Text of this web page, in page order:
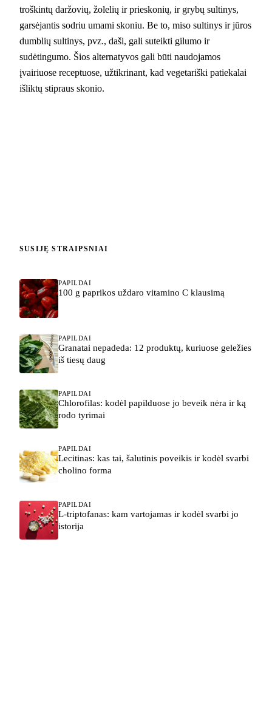
troškintų daržovių, žolelių ir prieskonių, ir grybų sultinys,
garsėjantis sodriu umami skoniu. Be to, miso sultinys ir jūros
dumblių sultinys, pvz., daši, gali suteikti gilumo ir
sudėtingumo. Šios alternatyvos gali būti naudojamos
įvairiuose receptuose, užtikrinant, kad vegetariški patiekalai
išliktų stipraus skonio.
SUSIJĘ STRAIPSNIAI
PAPILDAI
100 g paprikos uždaro vitamino C klausimą
PAPILDAI
Granatai nepadeda: 12 produktų, kuriuose geležies
iš tiesų daug
PAPILDAI
Chlorofilas: kodėl papilduose jo beveik nėra ir ką
rodo tyrimai
PAPILDAI
Lecitinas: kas tai, šalutinis poveikis ir kodėl svarbi
cholino forma
PAPILDAI
L-triptofanas: kam vartojamas ir kodėl svarbi jo
istorija